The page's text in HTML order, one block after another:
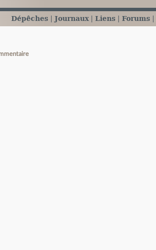
Dépêches Journaux Liens Forums